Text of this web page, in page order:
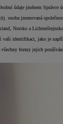
údaje jménem Správce
osoba jmenovaná
Norsko a
identifikaci, jako je
formy jejich